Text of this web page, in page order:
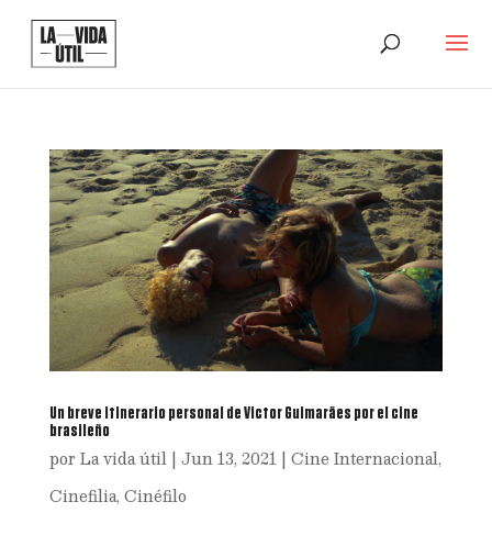
Un breve itinerario personal de Victor Guimarães por el cine
brasileño
por La vida útil| Jun 13, 2021| Cine Internacional,
Cinefilia, Cinéfilo